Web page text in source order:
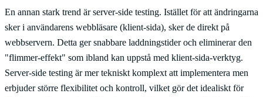
En annan stark trend är server-side testing. Istället för att ändringarna
sker i användarens webbläsare (klient-sida), sker de direkt på
webbservern. Detta ger snabbare laddningstider och eliminerar den
"flimmer-effekt" som ibland kan uppstå med klient-sida-verktyg.
Server-side testing är mer tekniskt komplext att implementera men
erbjuder större flexibilitet och kontroll, vilket gör det idealiskt för